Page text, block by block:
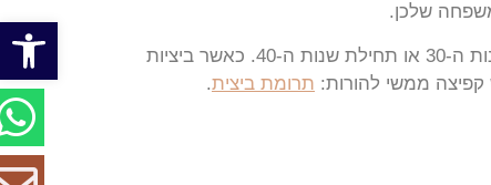
חשוב לדעת כי הירידה באיכות ובכמות אינה “מחכה” לגיל 45; אצל נשים רבות, התהליך מתחיל להאיץ כבר בסוף שנות ה-30 או תחילת שנות ה-40. כאשר ביציות
תרומת ביצית.
פתח